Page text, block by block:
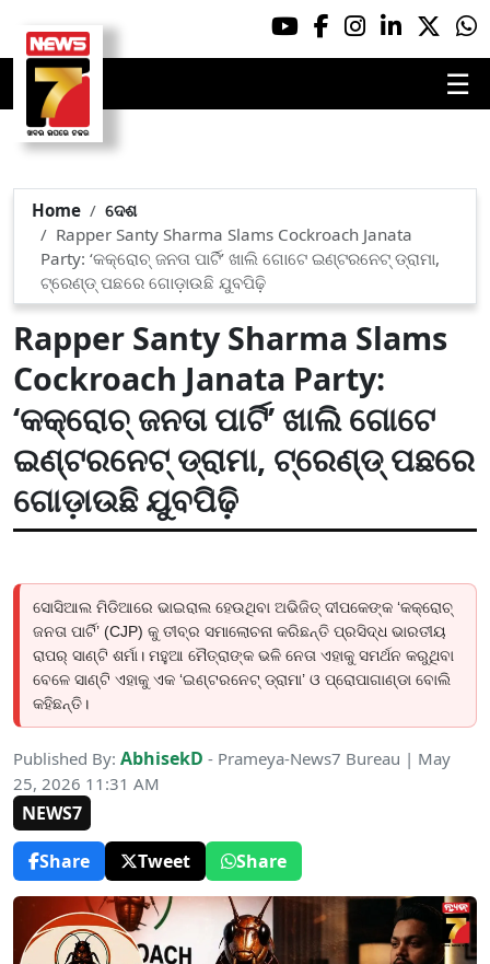
☰
Home
ଦେଶ
Rapper Santy Sharma Slams Cockroach Janata
Party: ‘କକ୍ରୋଚ୍ ଜନତା ପାର୍ଟି’ ଖାଲି ଗୋଟେ ଇଣ୍ଟରନେଟ୍ ଡ୍ରାମା,
ଟ୍ରେଣ୍ଡ୍ ପଛରେ ଗୋଡ଼ାଉଛି ଯୁବପିଢ଼ି
Rapper Santy Sharma Slams
Cockroach Janata Party:
‘କକ୍ରୋଚ୍ ଜନତା ପାର୍ଟି’ ଖାଲି ଗୋଟେ
ଇଣ୍ଟରନେଟ୍ ଡ୍ରାମା, ଟ୍ରେଣ୍ଡ୍ ପଛରେ
ଗୋଡ଼ାଉଛି ଯୁବପିଢ଼ି
ସୋସିଆଲ ମିଡିଆରେ ଭାଇରାଲ ହେଉଥିବା ଅଭିଜିତ୍ ଦୀପକେଙ୍କ ‘କକ୍ରୋଚ୍
ଜନତା ପାର୍ଟି’ (CJP) କୁ ତୀବ୍ର ସମାଲୋଚନା କରିଛନ୍ତି ପ୍ରସିଦ୍ଧ ଭାରତୀୟ
ରାପର୍ ସାଣ୍ଟି ଶର୍ମା। ମହୁଆ ମୈତ୍ରାଙ୍କ ଭଳି ନେତା ଏହାକୁ ସମର୍ଥନ କରୁଥିବା
ବେଳେ ସାଣ୍ଟି ଏହାକୁ ଏକ ‘ଇଣ୍ଟରନେଟ୍ ଡ୍ରାମା’ ଓ ପ୍ରୋପାଗାଣ୍ଡା ବୋଲି
କହିଛନ୍ତି।
Published By: AbhisekD - Prameya-News7 Bureau | May
25, 2026 11:31 AM
NEWS7
Share
Tweet Share